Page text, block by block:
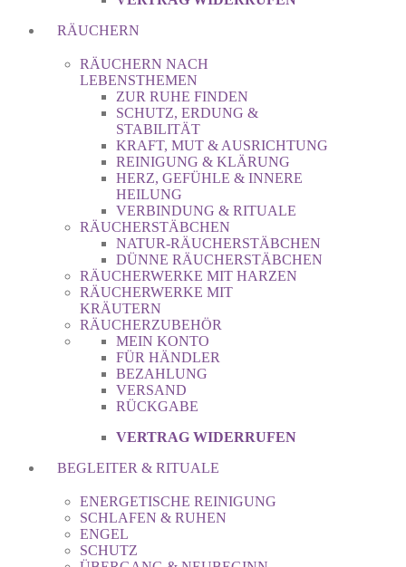
RÄUCHERN
RÄUCHERN NACH
LEBENSTHEMEN
ZUR RUHE FINDEN
SCHUTZ, ERDUNG &
STABILITÄT
KRAFT, MUT & AUSRICHTUNG
REINIGUNG & KLÄRUNG
HERZ, GEFÜHLE & INNERE
HEILUNG
VERBINDUNG & RITUALE
RÄUCHERSTÄBCHEN
NATUR-RÄUCHERSTÄBCHEN
DÜNNE RÄUCHERSTÄBCHEN
RÄUCHERWERKE MIT HARZEN
RÄUCHERWERKE MIT
KRÄUTERN
RÄUCHERZUBEHÖR
MEIN KONTO
FÜR HÄNDLER
BEZAHLUNG
VERSAND
RÜCKGABE
VERTRAG WIDERRUFEN
BEGLEITER & RITUALE
ENERGETISCHE REINIGUNG
SCHLAFEN & RUHEN
ENGEL
SCHUTZ